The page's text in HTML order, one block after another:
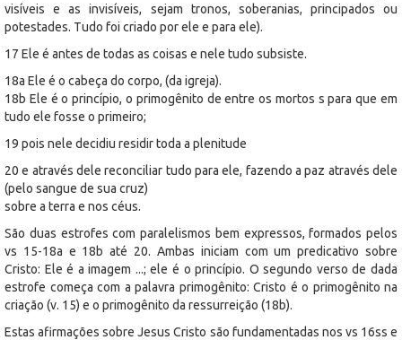
visíveis e as invisíveis, sejam tronos, soberanias, principados ou
potestades. Tudo foi criado por ele e para ele).
17 Ele é antes de todas as coisas e nele tudo subsiste.
18a Ele é o cabeça do corpo, (da igreja).
18b Ele é o princípio, o primogênito de entre os mortos s para que em
tudo ele fosse o primeiro;
19 pois nele decidiu residir toda a plenitude
20 e através dele reconciliar tudo para ele, fazendo a paz através dele
(pelo sangue de sua cruz)
sobre a terra e nos céus.
São duas estrofes com paralelismos bem expressos, formados pelos
vs 15-18a e 18b até 20. Ambas iniciam com um predicativo sobre
Cristo: Ele é a imagem ...; ele é o princípio. O segundo verso de dada
estrofe começa com a palavra primogênito: Cristo é o primogênito na
criação (v. 15) e o primogênito da ressurreição (18b).
Estas afirmações sobre Jesus Cristo são fundamentadas nos vs 16ss e